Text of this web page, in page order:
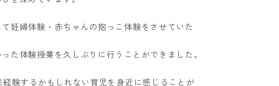
妊婦体験・赤ちゃんの抱っこ体験をさせていた
た体験授業を久しぶりに行うことができました。
験するかもしれない育児を身近に感じることが